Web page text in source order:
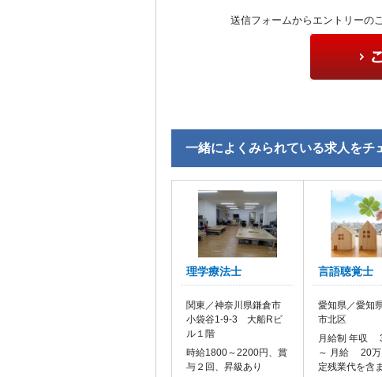
送信フォームからエントリーの
一緒によくみられている求人をチ
理学療法士
関東／神奈川県鎌倉市
小袋谷1-9-3 大船Rビ
ル１階
時給1800～2200円、賞
与２回、昇級あり
言語聴覚士
愛知県／愛知
市北区
月給制 年収
～ 月給 20万
定残業代を含